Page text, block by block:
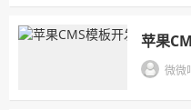
苹果
微微